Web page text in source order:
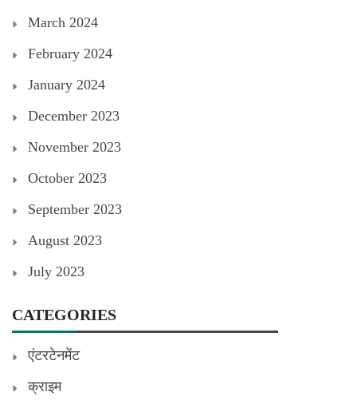
March 2024
February 2024
January 2024
December 2023
November 2023
October 2023
September 2023
August 2023
July 2023
CATEGORIES
एंटरटेनमेंट
क्राइम